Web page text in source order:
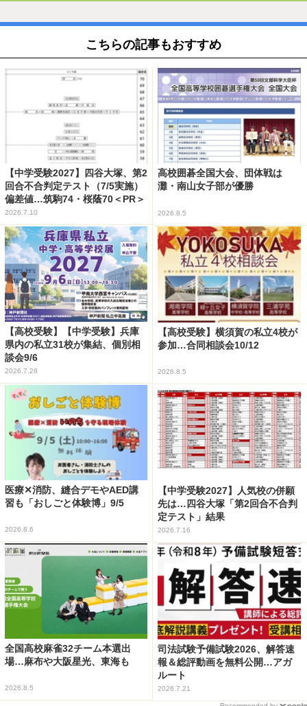
こちらの記事もおすすめ
【中学受験2027】四谷大塚、第2
回合不合判定テスト（7/5実施）
偏差値…筑駒74・桜蔭70＜PR＞
2026.7.10
高校囲碁全国大会、団体戦は
灘・南山女子部が優勝
2026.8.5
【高校受験】【中学受験】兵庫
県内の私立31校が集結、個別相
談会9/6
2026.7.28
【高校受験】横須賀の私立4校が
参加…合同相談会10/12
2026.8.5
医療✕消防、縫合デモやAED講
習も「おしごと体験博」9/5
2026.8.6
【中学受験2027】人気校の併願
先は…四谷大塚「第2回合不合判
定テスト」結果
2026.7.16
全国高校麻雀32チーム本選出
場…麻布や大阪星光、東海も
2026.8.5
司法試験予備試験2026、解答速
報＆総評動画を無料公開…アガ
ルート
2026.7.21